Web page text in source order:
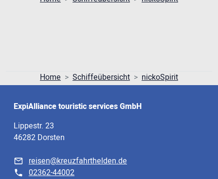
Home Schiffeübersicht nickoSpirit
ExpiAlliance touristic services GmbH
Lippestr. 23
46282 Dorsten
reisen@kreuzfahrthelden.de
02362-44002